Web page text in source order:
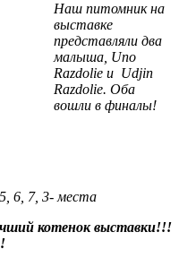
Наш питомник на
выставке
представляли два
малыша, Uno
Razdolie и Udjin
Razdolie. Оба
вошли в финалы!
6, 7, 3- места
котенок выставки!!!